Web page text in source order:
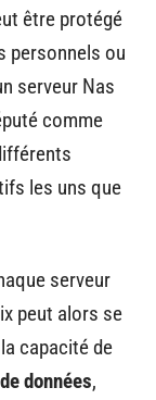
être protégé
personnels ou
serveur Nas
comme
les uns que
serveur
peut alors se
capacité de
données,